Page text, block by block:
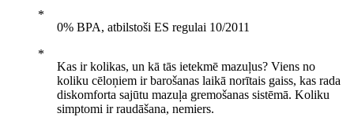
0% BPA, atbilstoši ES regulai 10/2011
Kas ir kolikas, un kā tās ietekmē mazuļus? Viens no
koliku cēloņiem ir barošanas laikā norītais gaiss, kas rada
diskomforta sajūtu mazuļa gremošanas sistēmā. Koliku
simptomi ir raudāšana, nemiers.